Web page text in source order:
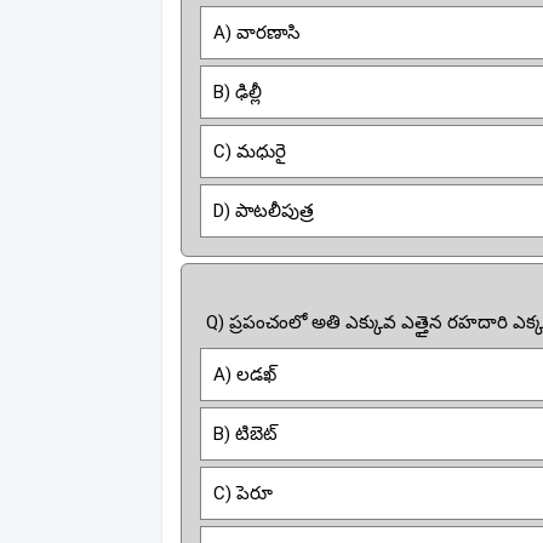
A) వారణాసి
B) ఢిల్లీ
C) మధురై
D) పాటలీపుత్ర
Q) ప్రపంచంలో అతి ఎక్కువ ఎత్తైన రహదారి
A) లడఖ్
B) టిబెట్
C) పెరూ